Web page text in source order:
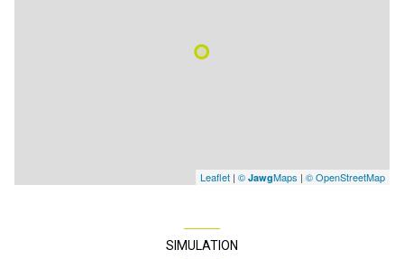
Leaflet | © JawgMaps | © OpenStreetMap
SIMULATION